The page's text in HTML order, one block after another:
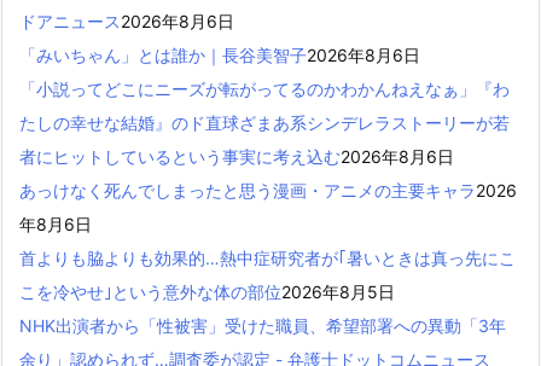
ドアニュース2026年8月6日
「みいちゃん」とは誰か｜長谷美智子2026年8月6日
「小説ってどこにニーズが転がってるのかわかんねえなぁ」『わ
たしの幸せな結婚』のド直球ざまあ系シンデレラストーリーが若
者にヒットしているという事実に考え込む2026年8月6日
あっけなく死んでしまったと思う漫画・アニメの主要キャラ2026
年8月6日
首よりも脇よりも効果的…熱中症研究者が｢暑いときは真っ先にこ
こを冷やせ｣という意外な体の部位2026年8月5日
NHK出演者から「性被害」受けた職員、希望部署への異動「3年
余り」認められず…調査委が認定 - 弁護士ドットコムニュース